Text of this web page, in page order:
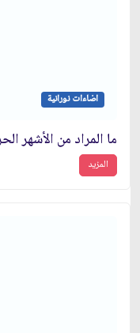
اضاءات نورانية
ما المراد من الأشهر
المزيد